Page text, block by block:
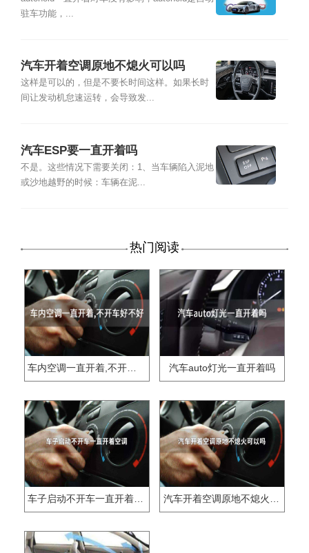
驻车功能，...
汽车开着空调原地不熄火可以吗
这样是可以的，但是不要长时间这样。如果长时
间让发动机怠速运转，会导致发...
汽车ESP要一直开着吗
不是。这些情况下需要关闭：1、当车辆陷入泥地
或沙地越野的时候：车辆在泥...
热门阅读
车内空调一直开着,不开车好不好 汽车auto灯光一直开着吗
车子启动不开车一直开着空调 汽车开着空调原地不熄火可以吗